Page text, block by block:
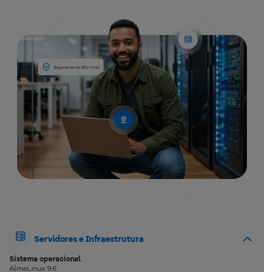
Servidores e Infraestrutura
Sistema operacional
AlmaLinux 9.6